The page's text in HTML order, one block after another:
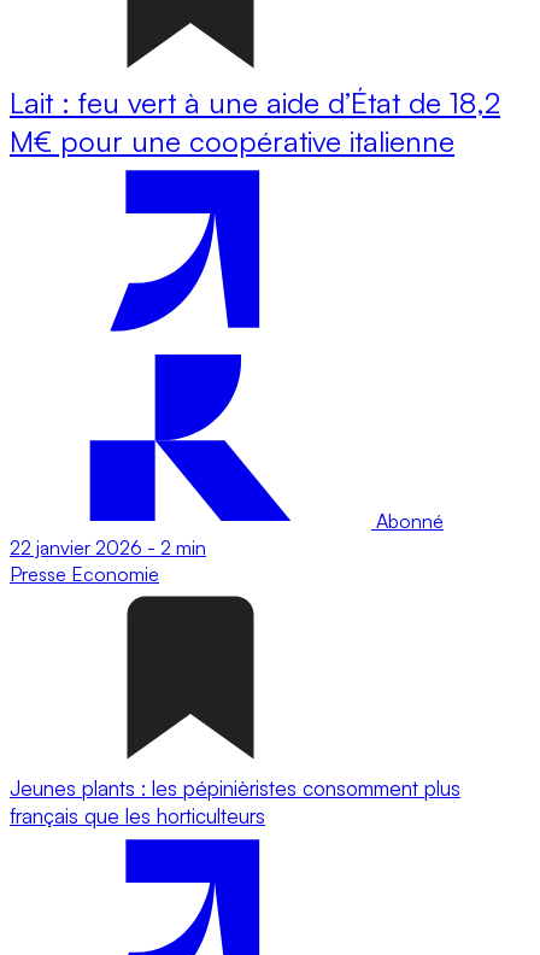
Lait : feu vert à une aide d’État de 18,2
M€ pour une coopérative italienne
Abonné
22 janvier 2026 - 2 min
Presse Economie
Jeunes plants : les pépinièristes consomment plus
français que les horticulteurs